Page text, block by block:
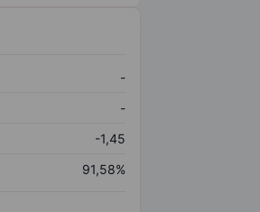
-
-
-1,45
91,58%